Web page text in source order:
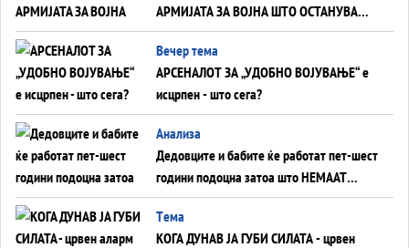
АРМИЈАТА ЗА ВОЈНА ШТО ОСТАНУВА
БЕЗ ФРОНТ
Вечер тема
АРСЕНАЛОТ ЗА „УДОБНО ВОЈУВАЊЕ“ е
исцрпен - што сега?
Анализа
Дедовците и бабите ќе работат пет-шест
години подоцна затоа што НЕМААТ
ВНУЦИ ДА ГИ ЗАМЕНАТ
Tема
КОГА ДУНАВ ЈА ГУБИ СИЛАТА - црвен